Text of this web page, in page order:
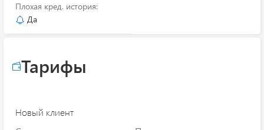
Плохая кред. история:
Да
Тарифы
Новый клиент